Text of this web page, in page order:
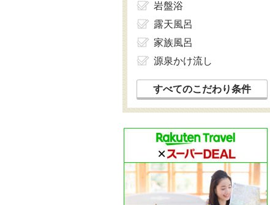
岩盤浴
露天風呂
家族風呂
源泉かけ流し
すべてのこだわり条件